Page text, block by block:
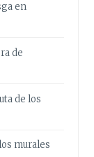
en
de
de los
murales